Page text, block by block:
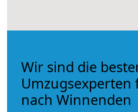
Wir sind die
nach Winnenden